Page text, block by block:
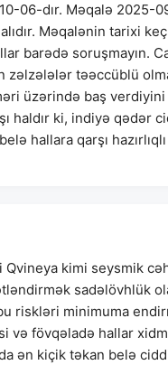
06-dır. Məqalə 2025-
Məqalənin tarixi
barədə soruşmayın.
zəlzələlər təəccüblü
üzərində baş
haldır ki, indiyə qədər
hallara qarşı
Qvineya kimi seysmik
sadəlövhlük
riskləri minimuma
və fövqəladə hallar
ən kiçik təkan belə